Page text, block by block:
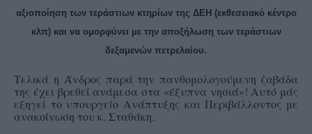
αξιοποίηση των τεράστιων κτηρίων της ΔΕΗ (εκθεσειακό κέντρο
κλπ) και να ομορφύνει με την αποξήλωση των τεράστιων
δεξαμενών πετρελαίου.
Τελικά η Άνδρος παρά την πανθομολογούμενη ζαβάδα
της έχει βρεθεί ανάμεσα στα «έξυπνα νησιά»! Αυτό μάς
εξηγεί το υπουργείο Ανάπτυξης και Περιβάλλοντος με
ανακοίνωση του κ. Σταθάκη.